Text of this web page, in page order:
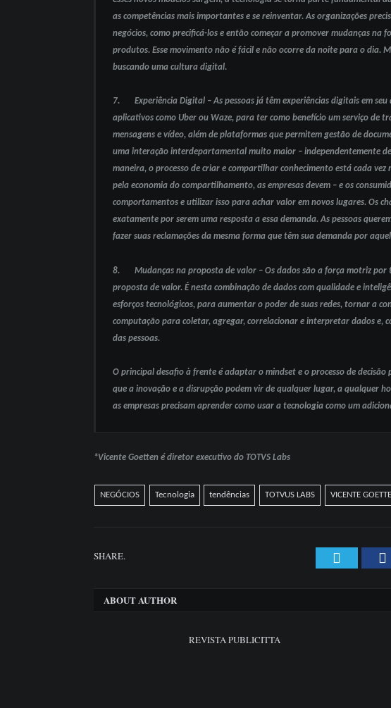
as competências mais importantes e se reinventar. As organizações
negócios, como precificá-los e então começar a promover mudanças na
produtos. Esse movimento não é fácil e não ocorre da noite para o dia.
buscando uma cultura digital.
7. Experiência Digital – As pessoas já têm experiências digitais em seu
aplicativos como Uber ou Waze, para ter como benefício um serviço de
mensagens e vídeo, além de plataformas que permitem gestão de
uma interação interdepartamental muito maior – independentemente
maneira, o processo de criar e compartilhar conhecimento está cada
pela economia do compartilhamento, as empresas devem – e os
comportamentos e utilizar isso para achar valor em novos lugares. Os
exatamente por serem uma resposta a essa demanda. As pessoas
fazer suas reclamações da mesma forma que têm sua demanda por
8. Mudanças na proposta de valor – Os dados são a força motriz por
proposta de valor. É nesta combinação de dados com qualidade e
esforços tecnológicos, para aumentar o poder de suas redes, tornar a
computação para coletar, agregar, correlacionar e interpretar dados e,
das pessoas.
O principal desafio à frente é adaptar o mindset e o processo de
que a inovação e a disrupção podem vir de qualquer lugar, a qualquer
as empresas precisam aprender como usar a tecnologia como um
*Vicente Goetten é diretor executivo do TOTVS Labs
NEGÓCIOS Tecnologia tendências TOTVUS LABS VICENTE
SHARE. Twitter
ABOUT AUTHOR
REVISTA PUBLICITTA